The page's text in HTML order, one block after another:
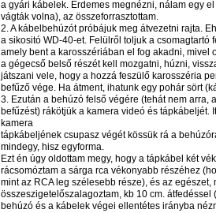
a gyári kábelek. Érdemes megnézni, nálam egy
vágták volna), az összeforrasztottam.
2. A kábelbehúzót próbájuk meg átvezetni rajta.
a sikositó WD-40-et. Felülről toljuk a csomagtartó
amely bent a karosszériában el fog akadni, mivel
a gégecső belső részét kell mozgatni, húzni,
játszani vele, hogy a hozzá feszülő karosszéria
befűző vége. Ha átment, ihatunk egy pohár sört
3. Ezután a behúzó felső végére (tehát nem arra,
befűzést) rákötjük a kamera videó és tápkábeljét.
kamera
tápkábeljének csupasz végét kössük rá a
mindegy, hisz egyforma.
Ezt én úgy oldottam megy, hogy a tápkábel két
rácsomóztam a sárga rca vékonyabb részéhez
mint az RCA leg szélesebb része), és az egészet,
összeszigetelőszalagoztam, kb 10 cm. átfedéssel
behúzó és a kábelek végei ellentétes irányba